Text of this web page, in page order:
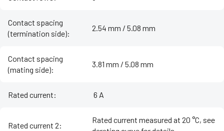
Contact spacing
(termination side):
2.54 mm / 5.08 mm
Contact spacing
(mating side):
3.81 mm / 5.08 mm
Rated current: ‌ 6 A
Rated current 2:
Rated current measured at 20 °C, see